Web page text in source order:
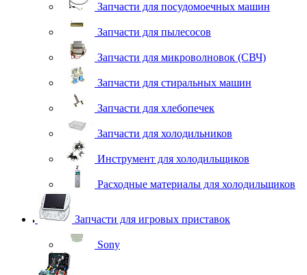
Запчасти для посудомоечных машин
Запчасти для пылесосов
Запчасти для микроволновок (СВЧ)
Запчасти для стиральных машин
Запчасти для хлебопечек
Запчасти для холодильников
Инструмент для холодильщиков
Расходные материалы для холодильщиков
Запчасти для игровых приставок
Sony